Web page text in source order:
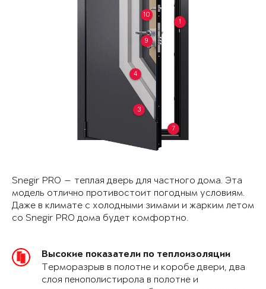
1
3
4
7
9
10
Snegir PRO — теплая дверь для частного дома. Эта
модель отлично противостоит погодным условиям.
Даже в климате с холодными зимами и жарким летом
со Snegir PRO дома будет комфортно.
Высокие показатели по теплоизоляции
Терморазрыв в полотне и коробе двери, два
слоя пенополистирола в полотне и